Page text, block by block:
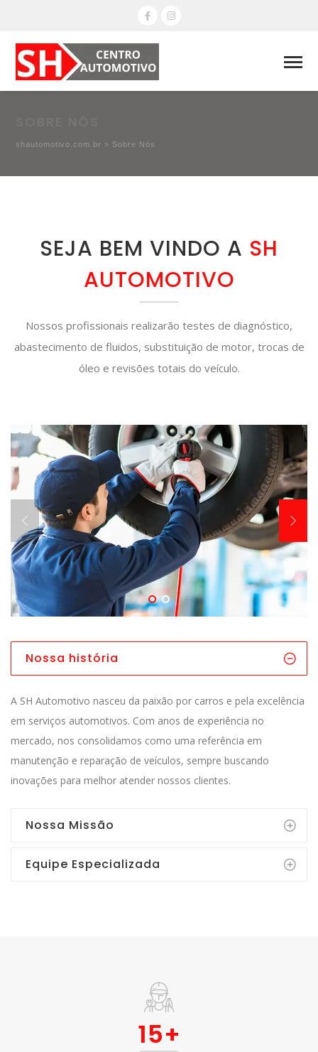
shautomotivo.com.br > Sobre Nós
SEJA BEM VINDO A SH
AUTOMOTIVO
Nossos profissionais realizarão testes de diagnóstico,
abastecimento de fluidos, substituição de motor, trocas de
óleo e revisões totais do veículo.
Nossa história
A SH Automotivo nasceu da paixão por carros e pela excelência
em serviços automotivos. Com anos de experiência no
mercado, nos consolidamos como uma referência em
manutenção e reparação de veículos, sempre buscando
inovações para melhor atender nossos clientes.
Nossa Missão
Equipe Especializada
15+